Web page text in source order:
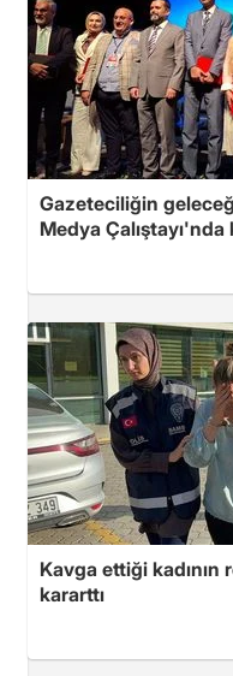
Gazeteciliğin
Medya
Kavga ettiği kadının
kararttı